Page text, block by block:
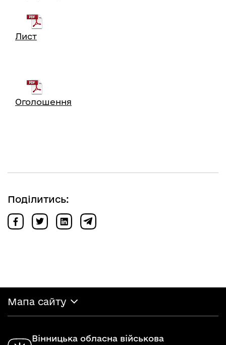
Лист
Оголошення
Поділитись:
Мапа сайту
Вінницька обласна військова